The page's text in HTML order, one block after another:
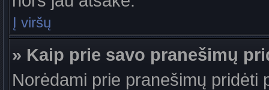
Į viršų
» Kaip prie savo pranešimų
Norėdami prie pranešimų pridėti